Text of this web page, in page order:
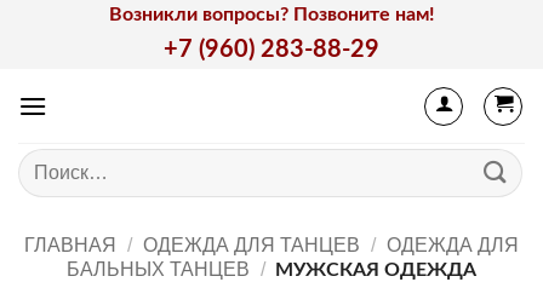
Возникли вопросы? Позвоните нам!
+7 (960) 283-88-29
Искать:
ГЛАВНАЯ / ОДЕЖДА ДЛЯ ТАНЦЕВ / ОДЕЖДА ДЛЯ
БАЛЬНЫХ ТАНЦЕВ / МУЖСКАЯ ОДЕЖДА